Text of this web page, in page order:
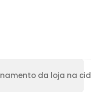
da loja na